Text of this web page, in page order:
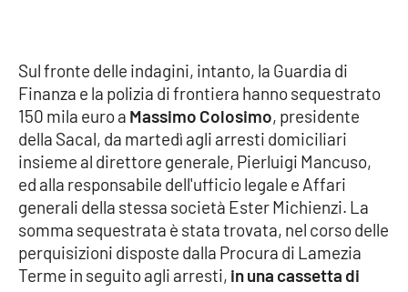
RUBRICHE
Good Morning Vietnam
Parchi Marini Calabria
Leggendo Alvaro insieme
Imprese Di Calabria
Sul fronte delle indagini, intanto, la Guardia di
Finanza e la polizia di frontiera hanno sequestrato
150 mila euro a Massimo Colosimo, presidente
della Sacal, da martedì agli arresti domiciliari
insieme al direttore generale, Pierluigi Mancuso,
ed alla responsabile dell'ufficio legale e Affari
generali della stessa società Ester Michienzi. La
somma sequestrata è stata trovata, nel corso delle
perquisizioni disposte dalla Procura di Lamezia
Terme in seguito agli arresti, in una cassetta di